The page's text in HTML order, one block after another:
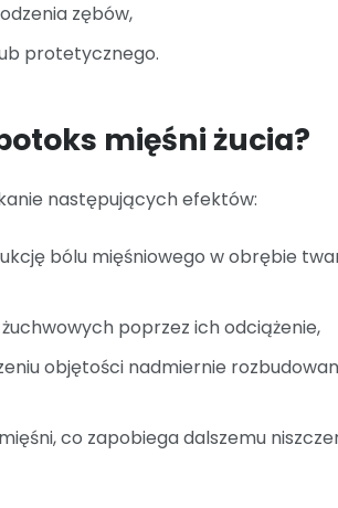
zębów,
protetycznego.
mięśni żucia?
następujących efektów:
bólu mięśniowego w obrębie
poprzez ich odciążenie,
objętości nadmiernie
co zapobiega dalszemu